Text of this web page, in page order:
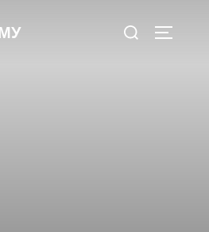
Поиск